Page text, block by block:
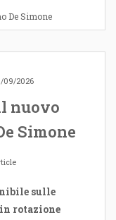
De Simone
09/2026
nuovo
Simone
sulle
rotazione